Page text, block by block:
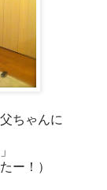
ちゃんに
ー！）